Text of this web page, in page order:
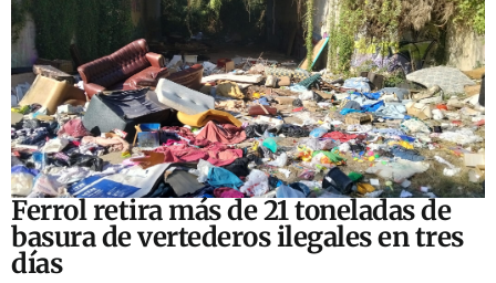
Ferrol retira más de 21 toneladas de
basura de vertederos ilegales en tres
días